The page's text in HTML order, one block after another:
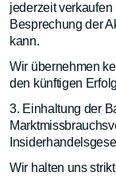
jederzeit
Besprechung der
kann.
Wir übernehmen
den künftigen
3. Einhaltung der
Wir halten uns